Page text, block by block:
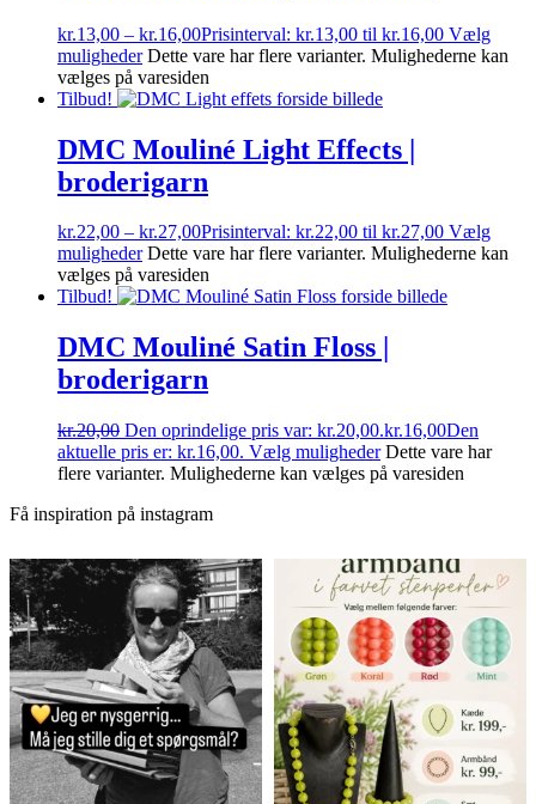
kr.13,00 – kr.16,00Prisinterval: kr.13,00 til kr.16,00 Vælg
muligheder Dette vare har flere varianter. Mulighederne kan
vælges på varesiden
Tilbud!
DMC Mouliné Light Effects |
broderigarn
kr.22,00 – kr.27,00Prisinterval: kr.22,00 til kr.27,00 Vælg
muligheder Dette vare har flere varianter. Mulighederne kan
vælges på varesiden
Tilbud!
DMC Mouliné Satin Floss |
broderigarn
kr.20,00 Den oprindelige pris var: kr.20,00.kr.16,00Den
aktuelle pris er: kr.16,00. Vælg muligheder Dette vare har
flere varianter. Mulighederne kan vælges på varesiden
Få inspiration på instagram